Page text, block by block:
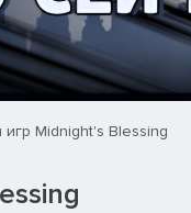
Midnight's Blessing